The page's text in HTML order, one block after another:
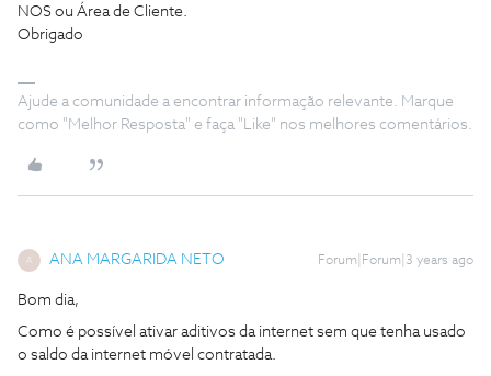
NOS ou Área de Cliente.
Obrigado
Ajude a comunidade a encontrar informação relevante. Marque
como "Melhor Resposta" e faça "Like" nos melhores comentários.
A ANA MARGARIDA NETO Forum|Forum|3 years ago
Bom dia,
Como é possível ativar aditivos da internet sem que tenha usado
o saldo da internet móvel contratada.